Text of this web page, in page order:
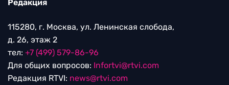
Редакция
115280, г. Москва, ул. Ленинская слобода,
д. 26, этаж 2
тел: +7 (499) 579-86-96
Для общих вопросов: Infortvi@rtvi.com
Редакция RTVI: news@rtvi.com